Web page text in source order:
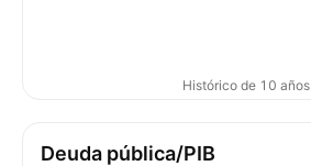
Histórico de 10 años
Deuda pública/PIB